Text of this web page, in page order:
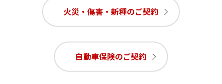
火災・傷害・新種のご契約
自動車保険のご契約